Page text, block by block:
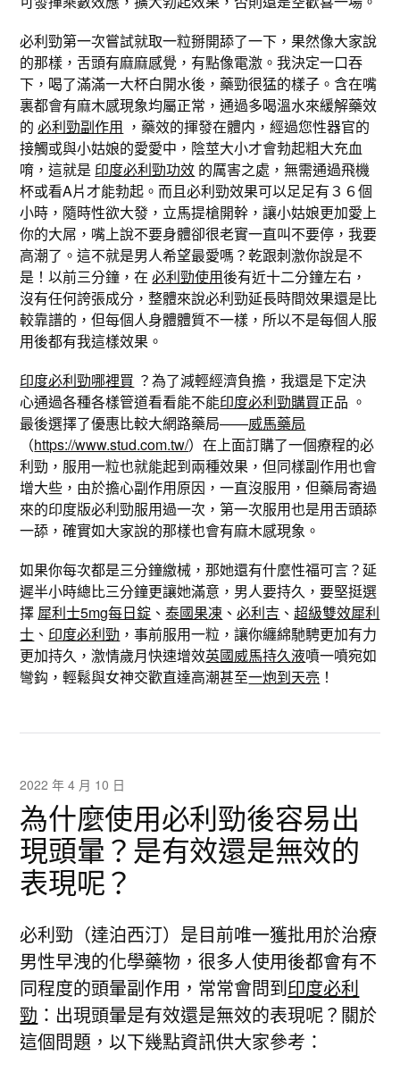
必利勁第一次嘗試就取一粒掰開舔了一下，果然像大家說
的那樣，舌頭有麻麻感覺，有點像電激。我決定一口吞
下，喝了滿滿一大杯白開水後，藥勁很猛的樣子。含在嘴
裏都會有麻木感現象均屬正常，通過多喝溫水來緩解藥效
的必利勁副作用 ，藥效的揮發在體内，經過您性器官的
接觸或與小姑娘的愛愛中，陰莖大小才會勃起粗大充血
唷，這就是 印度必利勁功效 的厲害之處，無需通過飛機
杯或看A片才能勃起。而且必利勁效果可以足足有３６個
小時，隨時性欲大發，立馬提槍開幹，讓小姑娘更加愛上
你的大屌，嘴上說不要身體卻很老實一直叫不要停，我要
高潮了。這不就是男人希望最愛嗎？乾跟刺激你說是不
是！以前三分鐘，在必利勁使用後有近十二分鐘左右，
沒有任何誇張成分，整體來說必利勁延長時間效果還是比
較靠譜的，但每個人身體體質不一樣，所以不是每個人服
用後都有我這樣效果。
印度必利勁哪裡買 ？為了減輕經濟負擔，我還是下定決
心通過各種各樣管道看看能不能印度必利勁購買正品 。
最後選擇了優惠比較大網路藥局——威馬藥局
（https://www.stud.com.tw/）在上面訂購了一個療程的必
利勁，服用一粒也就能起到兩種效果，但同樣副作用也會
增大些，由於擔心副作用原因，一直沒服用，但藥局寄過
來的印度版必利勁服用過一次，第一次服用也是用舌頭舔
一舔，確實如大家說的那樣也會有麻木感現象。
如果你每次都是三分鐘繳械，那她還有什麼性福可言？延
遲半小時總比三分鐘更讓她滿意，男人要持久，要堅挺選
擇 犀利士5mg每日錠 、泰國果凍 、必利吉 、超級雙效犀利
士 、 印度必利勁 ，事前服用一粒，讓你纏綿馳騁更加有力
更加持久，激情歲月快速增效英國威馬持久液噴一噴宛如
彎鈎，輕鬆與女神交歡直達高潮甚至一炮到天亮 ！
2022 年 4 月 10 日
為什麼使用必利勁後容易出
現頭暈？是有效還是無效的
表現呢？
必利勁（達泊西汀）是目前唯一獲批用於治療
男性早洩的化學藥物，很多人使用後都會有不
同程度的頭暈副作用，常常會問到印度必利
勁 ：出現頭暈是有效還是無效的表現呢？關於
這個問題，以下幾點資訊供大家參考：